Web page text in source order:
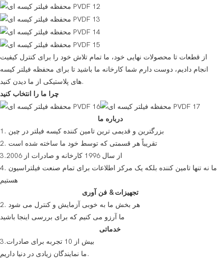
از قطعات تا محصولات نهایی خود، ما تمام تلاش خود را برای کنترل کیفیت
انجام دادیم، دوست دارم شما کارخانه ما باشید تا برای محفظه فیلتر کیسه
های پلاستیکی از ما دیدن کنید.
چرا ما را انتخاب کنید
درباره ما
1. بزرگترین و قدیمی ترین تامین کننده کیسه فیلتر در چین
3.از سال 1996 کارخانه و صادرات از 2006
4. ما نه تنها تامین کننده بلکه یک مرکز اطلاعات برای تمام صنعت فیلتراسیون
هستیم
تجهیزات & فن آوری
2. هر بخش ما به خوبی آزمایش و کنترل می شود
ما آرزو می کنیم که برای بررسی اینجا باشید
خدماتی
3.بیش از 10 تجربه برای صادرات
ما نمایندگان زیادی در دنیا داریم.